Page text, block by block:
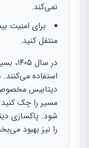
نمی‌کند.
برای امنیت
منتقل کنید.
در سال ۱۴۰۵، بسیاری از کاربران از
استفاده
دیتابیس مخصوص
مسیر را چک کنید
شود. پاکسازی
را نیز بهبود